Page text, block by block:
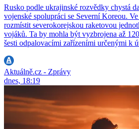
Rusko podle ukrajinské rozvědky chystá
vojenské spolupráci se Severní Koreou.
rozmístit severokorejskou raketovou
vojáků. Ta by mohla být vyzbrojena až
šesti odpalovacími zařízeními určenými k
Aktuálně.cz - Zprávy
dnes, 18:19